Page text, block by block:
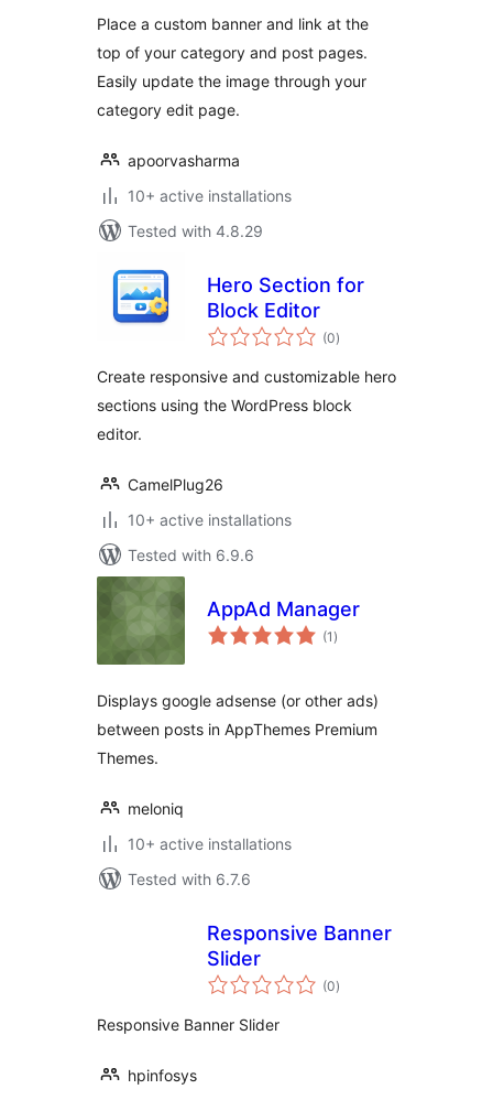
Place a custom banner and link at the
top of your category and post pages.
Easily update the image through your
category edit page.
apoorvasharma
10+ active installations
Tested with 4.8.29
Hero Section for
Block Editor
(0total
ratings
)
Create responsive and customizable hero
sections using the WordPress block
editor.
CamelPlug26
10+ active installations
Tested with 6.9.6
AppAd Manager
(1 total
ratings
)
Displays google adsense (or other ads)
between posts in AppThemes Premium
Themes.
meloniq
10+ active installations
Tested with 6.7.6
Responsive Banner
Slider
(0total
ratings
)
Responsive Banner Slider
hpinfosys